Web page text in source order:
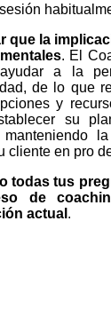
que la
. El
a la
de lo que
y
su
cliente en pro
todas tus
de
actual .